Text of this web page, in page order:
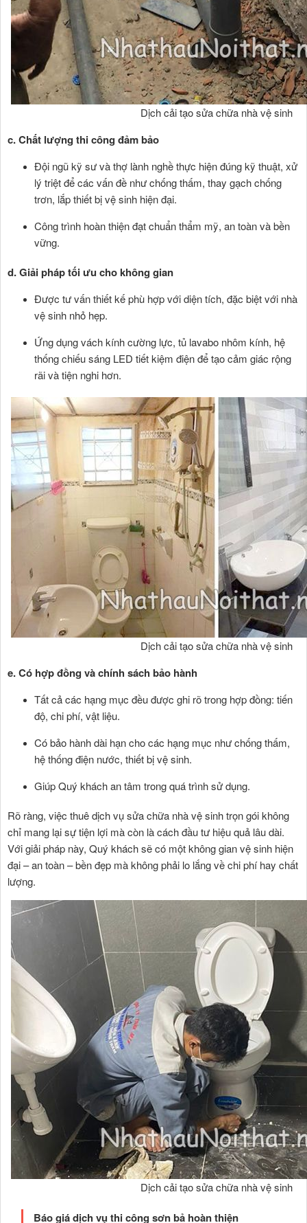
Dịch cải tạo sửa chữa nhà vệ sinh
c. Chất lượng thi công đảm bảo
Đội ngũ kỹ sư và thợ lành nghề thực hiện đúng kỹ thuật, xử
lý triệt để các vấn đề như chống thấm, thay gạch chống
trơn, lắp thiết bị vệ sinh hiện đại.
Công trình hoàn thiện đạt chuẩn thẩm mỹ, an toàn và bền
vững.
d. Giải pháp tối ưu cho không gian
Được tư vấn thiết kế phù hợp với diện tích, đặc biệt với nhà
vệ sinh nhỏ hẹp.
Ứng dụng vách kính cường lực, tủ lavabo nhôm kính, hệ
thống chiếu sáng LED tiết kiệm điện để tạo cảm giác rộng
rãi và tiện nghi hơn.
Dịch cải tạo sửa chữa nhà vệ sinh
e. Có hợp đồng và chính sách bảo hành
Tất cả các hạng mục đều được ghi rõ trong hợp đồng: tiến
độ, chi phí, vật liệu.
Có bảo hành dài hạn cho các hạng mục như chống thấm,
hệ thống điện nước, thiết bị vệ sinh.
Giúp Quý khách an tâm trong quá trình sử dụng.
Rõ ràng, việc thuê dịch vụ sửa chữa nhà vệ sinh trọn gói không
chỉ mang lại sự tiện lợi mà còn là cách đầu tư hiệu quả lâu dài.
Với giải pháp này, Quý khách sẽ có một không gian vệ sinh hiện
đại – an toàn – bền đẹp mà không phải lo lắng về chi phí hay chất
lượng.
Dịch cải tạo sửa chữa nhà vệ sinh
Báo giá dịch vụ thi công sơn bả hoàn thiện